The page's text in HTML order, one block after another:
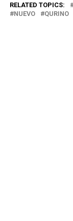
RELATED TOPICS:
NUEVO
QURINO